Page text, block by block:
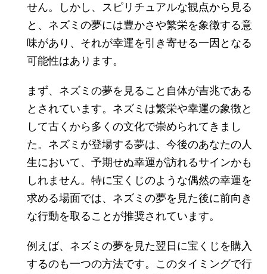
せん。しかし、スピリチュアルな観点から見る
と、ネズミの夢には豊かさや繁栄を象徴する意
味があり、それが幸運を引き寄せる一因となる
可能性はあります。
まず、ネズミの夢を見ること自体が吉兆である
とされています。ネズミは繁栄や幸運の象徴と
して古くから多くの文化で崇められてきまし
た。ネズミが登場する夢は、今後のあなたの人
生において、予期せぬ幸運が訪れるサインかも
しれません。特に宝くじのような偶然の幸運を
求める場面では、ネズミの夢を見た後に前向き
な行動を取ることが推奨されています。
例えば、ネズミの夢を見た翌日に宝くじを購入
するのも一つの方法です。このタイミングで行